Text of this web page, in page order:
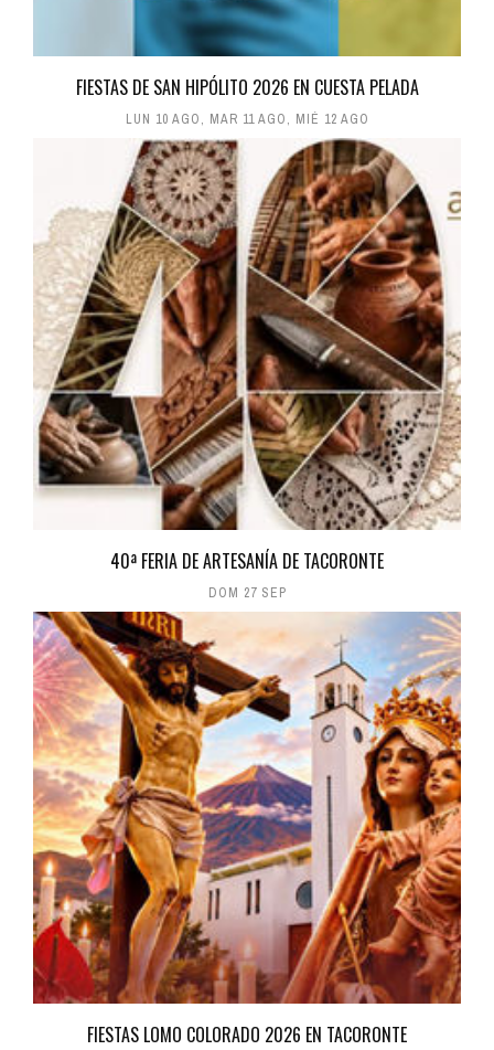
FIESTAS DE SAN HIPÓLITO 2026 EN CUESTA PELADA
LUN 10 AGO, MAR 11 AGO, MIÉ 12 AGO
40ª FERIA DE ARTESANÍA DE TACORONTE
DOM 27 SEP
FIESTAS LOMO COLORADO 2026 EN TACORONTE